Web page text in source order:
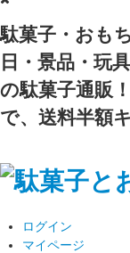
駄菓子・おも
日・景品・玩
の駄菓子通販！
で、送料半額
ログイン
マイページ